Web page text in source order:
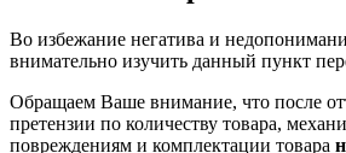
Во избежание негатива и
внимательно изучить данный пункт
Обращаем Ваше внимание, что после
претензии по количеству товара,
повреждениям и комплектации товара